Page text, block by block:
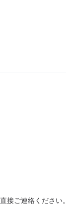
接ご連絡ください。